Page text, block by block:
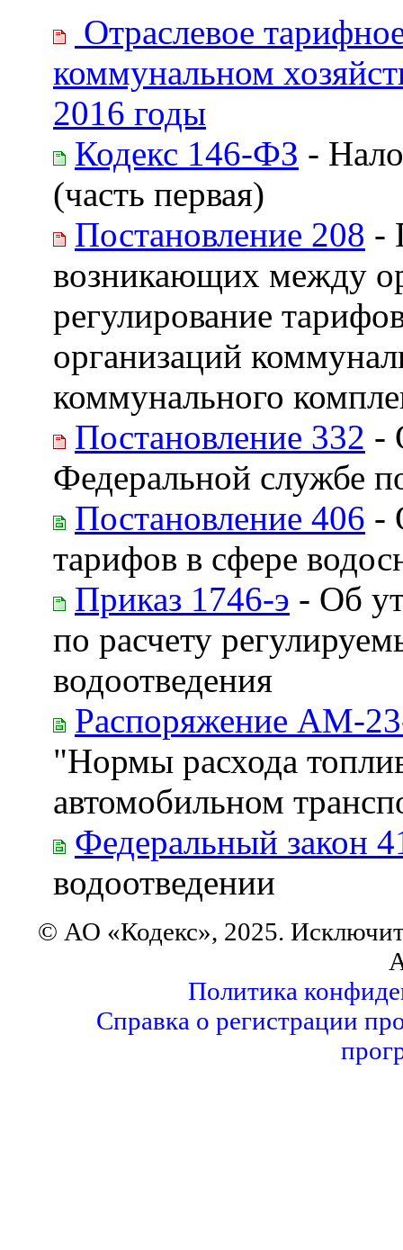
Отраслевое
коммунальном
2016 годы
Кодекс 146-ФЗ -
(часть первая)
Постановление 208 -
возникающих между
регулирование
организаций
коммунального
Постановление 332 -
Федеральной службе
Постановление 406 -
тарифов в сфере
Приказ 1746-э - Об
по расчету
водоотведения
Распоряжение АМ-
"Нормы расхода
автомобильном
Федеральный закон
водоотведении
© АО «Кодекс», 2025.
Политика
Справка о регистрации